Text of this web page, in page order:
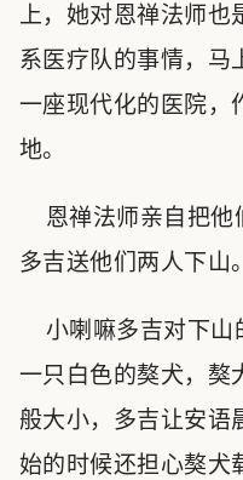
上，她对恩禅法师也
系医疗队的事情，马
一座现代化的医院，
地。
恩禅法师亲自把他
多吉送他们两人下山。
小喇嘛多吉对下山
一只白色的獒犬，獒
般大小，多吉让安语
始的时候还担心獒犬